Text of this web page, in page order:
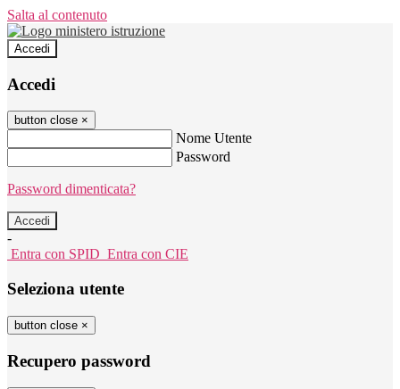
Salta al contenuto
Accedi
Accedi
button close ×
Nome Utente
Password
Password dimenticata?
-
Entra con SPID Entra con CIE
Seleziona utente
button close ×
Recupero password